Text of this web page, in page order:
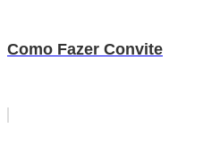
Como Fazer Convite